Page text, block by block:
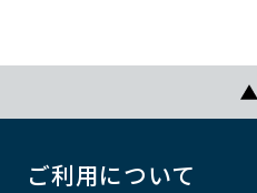
ご利用について